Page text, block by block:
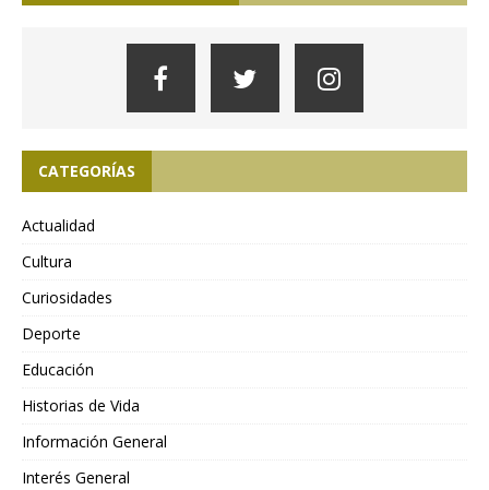
CATEGORÍAS
Actualidad
Cultura
Curiosidades
Deporte
Educación
Historias de Vida
Información General
Interés General